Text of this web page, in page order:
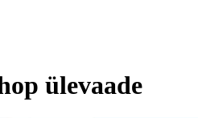
ülevaade